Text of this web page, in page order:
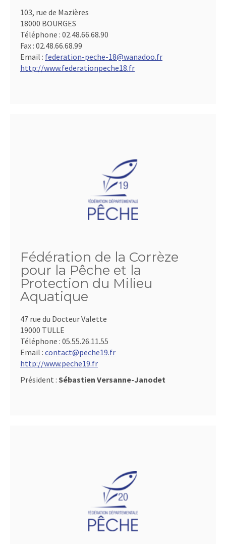
103, rue de Mazières
18000 BOURGES
Téléphone : 02.48.66.68.90
Fax : 02.48.66.68.99
Email : federation-peche-18@wanadoo.fr
http://www.federationpeche18.fr
Fédération de la Corrèze
pour la Pêche et la
Protection du Milieu
Aquatique
47 rue du Docteur Valette
19000 TULLE
Téléphone : 05.55.26.11.55
Email : contact@peche19.fr
http://www.peche19.fr
Président : Sébastien Versanne-Janodet